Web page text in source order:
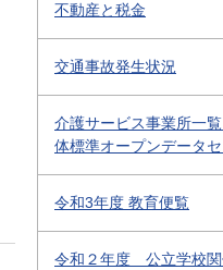
不動産と税金
交通事故発生状況
介護サービス事業所一
体標準オープンデータセ
令和3年度 教育便覧
令和２年度 公立学校関